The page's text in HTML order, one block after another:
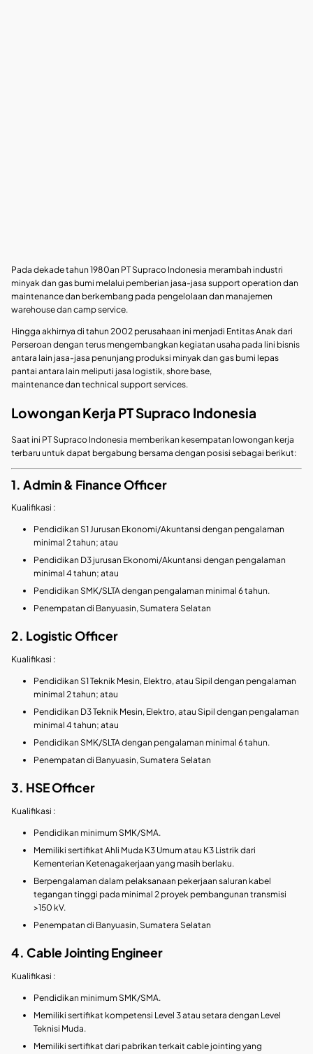
Pada dekade tahun 1980an PT Supraco Indonesia merambah industri
minyak dan gas bumi melalui pemberian jasa-jasa support operation dan
maintenance dan berkembang pada pengelolaan dan manajemen
warehouse dan camp service.
Hingga akhirnya di tahun 2002 perusahaan ini menjadi Entitas Anak dari
Perseroan dengan terus mengembangkan kegiatan usaha pada lini bisnis
antara lain jasa-jasa penunjang produksi minyak dan gas bumi lepas
pantai antara lain meliputi jasa logistik, shore base,
maintenance dan technical support services.
Lowongan Kerja PT Supraco Indonesia
Saat ini PT Supraco Indonesia memberikan kesempatan lowongan kerja
terbaru untuk dapat bergabung bersama dengan posisi sebagai berikut:
1. Admin & Finance Officer
Kualifikasi :
Pendidikan S1 Jurusan Ekonomi/Akuntansi dengan pengalaman
minimal 2 tahun; atau
Pendidikan D3 jurusan Ekonomi/Akuntansi dengan pengalaman
minimal 4 tahun; atau
Pendidikan SMK/SLTA dengan pengalaman minimal 6 tahun.
Penempatan di Banyuasin, Sumatera Selatan
2. Logistic Officer
Kualifikasi :
Pendidikan S1 Teknik Mesin, Elektro, atau Sipil dengan pengalaman
minimal 2 tahun; atau
Pendidikan D3 Teknik Mesin, Elektro, atau Sipil dengan pengalaman
minimal 4 tahun; atau
Pendidikan SMK/SLTA dengan pengalaman minimal 6 tahun.
Penempatan di Banyuasin, Sumatera Selatan
3. HSE Officer
Kualifikasi :
Pendidikan minimum SMK/SMA.
Memiliki sertifikat Ahli Muda K3 Umum atau K3 Listrik dari
Kementerian Ketenagakerjaan yang masih berlaku.
Berpengalaman dalam pelaksanaan pekerjaan saluran kabel
tegangan tinggi pada minimal 2 proyek pembangunan transmisi
>150 kV.
Penempatan di Banyuasin, Sumatera Selatan
4. Cable Jointing Engineer
Kualifikasi :
Pendidikan minimum SMK/SMA.
Memiliki sertifikat kompetensi Level 3 atau setara dengan Level
Teknisi Muda.
Memiliki sertifikat dari pabrikan terkait cable jointing yang